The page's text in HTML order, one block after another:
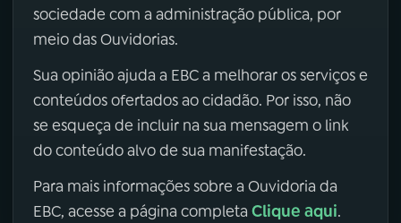
sociedade com a administração pública, por
meio das Ouvidorias.
Sua opinião ajuda a EBC a melhorar os serviços e
conteúdos ofertados ao cidadão. Por isso, não
se esqueça de incluir na sua mensagem o link
do conteúdo alvo de sua manifestação.
Para mais informações sobre a Ouvidoria da
EBC, acesse a página completa Clique aqui.